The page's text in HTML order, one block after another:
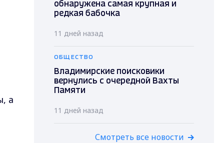
а
обнаружена самая крупная и
редкая бабочка
11 дней назад
ОБЩЕСТВО
Владимирские поисковики
вернулись с очередной Вахты
Памяти
11 дней назад
Смотреть все новости